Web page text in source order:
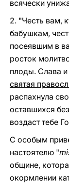
всячески
2. "Честь вам,
бабушкам,
посеявшим в
росток
плоды. Слава
святая
распахнула
оставшихся
воздаст тебе
С особым
настоятелю "
общине,
окормлении